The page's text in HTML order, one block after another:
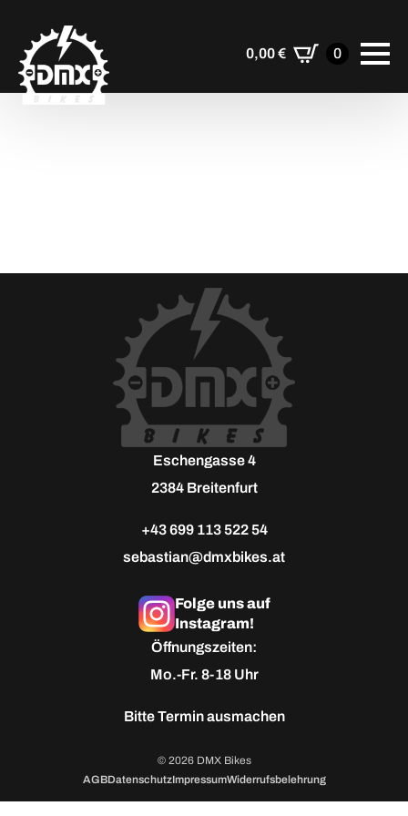
0,00€ 0
Eschengasse 4
2384 Breitenfurt
+43 699 113 522 54
sebastian@dmxbikes.at
Folge uns auf
Instagram!
Öffnungszeiten:
Mo.-Fr. 8-18 Uhr
BitteTermin ausmachen
© 2026 DMX Bikes
AGBDatenschutzImpressumWiderrufsbelehrung